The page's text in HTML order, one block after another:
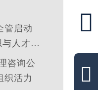


管启动
与人才发
咨询公
织活力